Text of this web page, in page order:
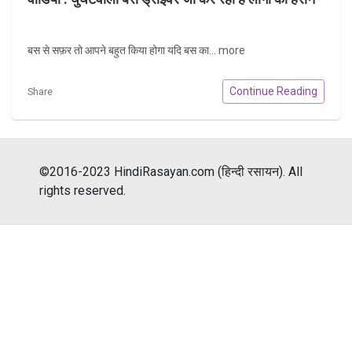
बस से सफ़र तो आपने बहुत किया होगा यदि बस का... more
Share Continue Reading
©2016-2023 HindiRasayan.com (हिन्दी रसायन). All
rights reserved.